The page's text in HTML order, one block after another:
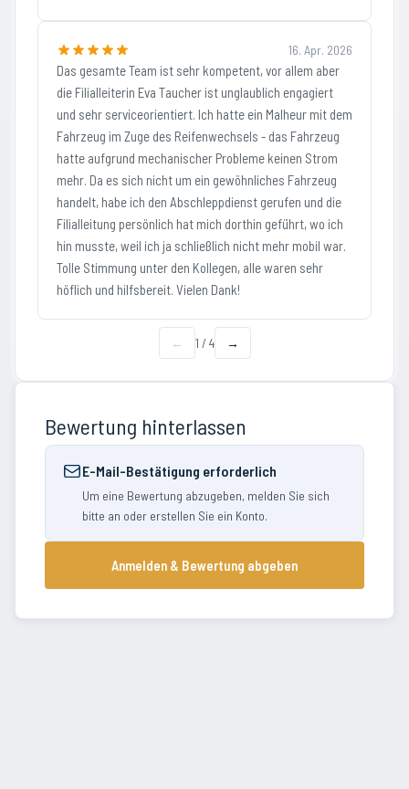
16. Apr. 2026
Das gesamte Team ist sehr kompetent, vor allem aber
die Filialleiterin Eva Taucher ist unglaublich engagiert
und sehr serviceorientiert. Ich hatte ein Malheur mit dem
Fahrzeug im Zuge des Reifenwechsels - das Fahrzeug
hatte aufgrund mechanischer Probleme keinen Strom
mehr. Da es sich nicht um ein gewöhnliches Fahrzeug
handelt, habe ich den Abschleppdienst gerufen und die
Filialleitung persönlich hat mich dorthin geführt, wo ich
hin musste, weil ich ja schließlich nicht mehr mobil war.
Tolle Stimmung unter den Kollegen, alle waren sehr
höflich und hilfsbereit. Vielen Dank!
← 1 / 4 →
Bewertung hinterlassen
E-Mail-Bestätigung erforderlich
Um eine Bewertung abzugeben, melden Sie sich
bitte an oder erstellen Sie ein Konto.
Anmelden & Bewertung abgeben